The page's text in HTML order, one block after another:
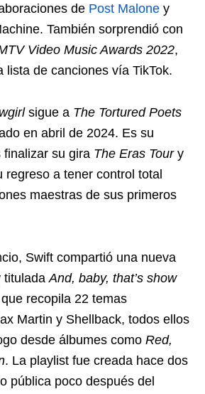
de Post Malone y
También sorprendió con
Video Music Awards 2022,
lista de canciones vía TikTok.
sigue a The Tortured Poets
en abril de 2024. Es su
finalizar su gira The Eras Toury
regreso a tener control total
maestras de sus primeros
Swift compartió una nueva
tituladaAnd, baby, that’s show
que recopila 22 temas
Martin y Shellback, todos ellos
desde álbumes como Red,
. La playlist fue creada hace dos
pública poco después del